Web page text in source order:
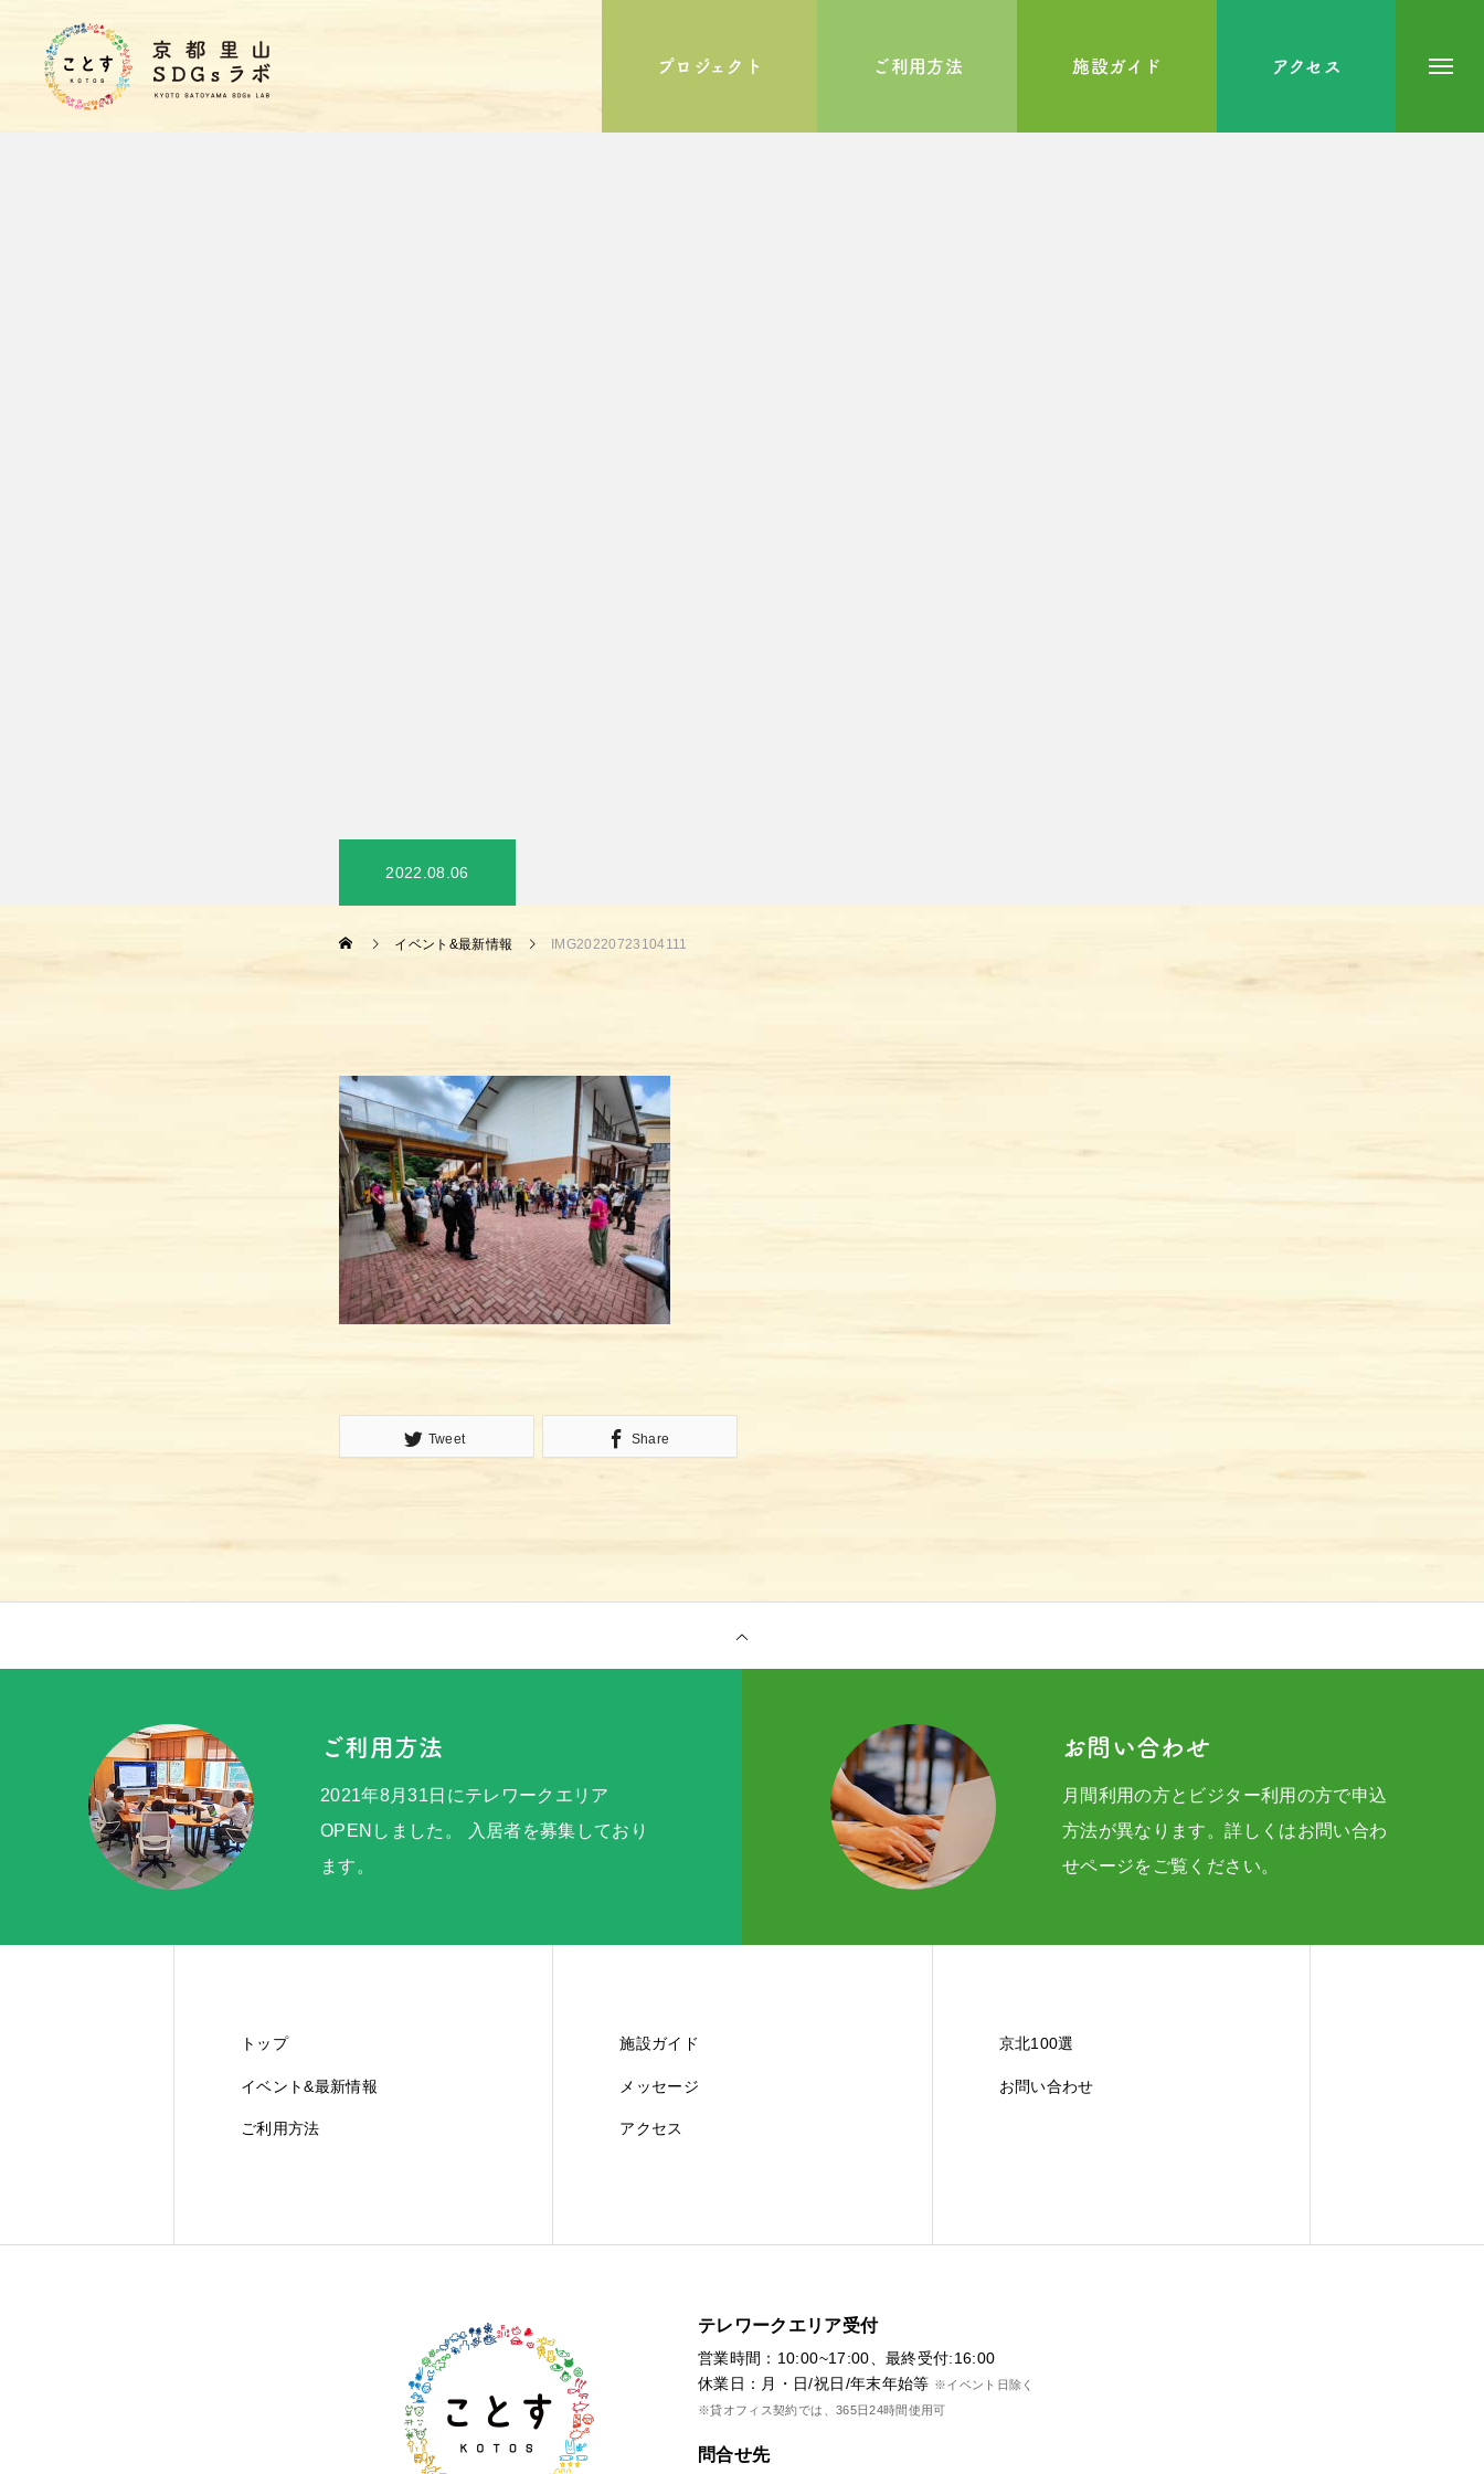
プロジェクト ご利用方法 施設ガイド アクセス
イベント&最新情報
京北100選
2022.08.06
イベント&最新情報 IMG20220723104111
Tweet Share
ご利用方法
2021年8月31日にテレワークエリア
OPENしました。 入居者を募集しており
ます。
お問い合わせ
月間利用の方とビジター利用の方で申込
方法が異なります。詳しくはお問い合わ
せページをご覧ください。
トップ
イベント&最新情報
ご利用方法
施設ガイド
メッセージ
アクセス
京北100選
お問い合わせ
テレワークエリア受付
営業時間：10:00~17:00、最終受付:16:00
休業日：月・日/祝日/年末年始等 ※イベント日除く
※貸オフィス契約では、365日24時間使用可
問合せ先